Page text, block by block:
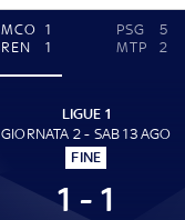
MCO 1
REN
1
PSG
5
MTP
2
LIGUE 1
GIORNATA 2 - SAB 13 AGO
FINE
1 - 1